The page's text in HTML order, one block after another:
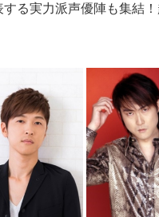
る実力派声優陣も集結